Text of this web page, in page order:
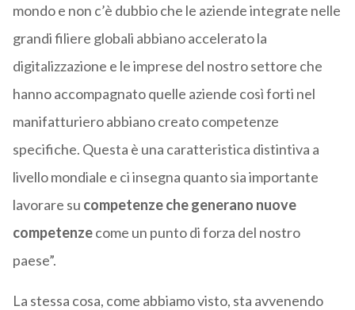
mondo e non c’è dubbio che le aziende integrate nelle
grandi filiere globali abbiano accelerato la
digitalizzazione e le imprese del nostro settore che
hanno accompagnato quelle aziende così forti nel
manifatturiero abbiano creato competenze
specifiche. Questa è una caratteristica distintiva a
livello mondiale e ci insegna quanto sia importante
lavorare su competenze che generano nuove
competenzecome un punto di forza del nostro
paese”.
La stessa cosa, come abbiamo visto, sta avvenendo